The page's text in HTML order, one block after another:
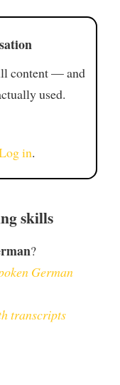
content — and
used.
in.
skills
?
German
transcripts